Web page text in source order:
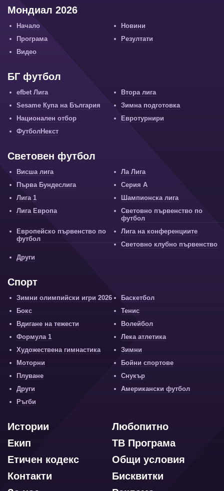
Мондиал 2026
Начало
Новини
Програма
Резултати
Видео
БГ футбол
efbet Лига
Втора лига
Sesame Купа на България
Зимна подготовка
Национален отбор
Евротурнири
ФутболНекст
Световен футбол
Висша лига
Ла Лига
Първа Бундеслига
Серия А
Лига 1
Шампионска лига
Лига Европа
Световно първенство по
футбол
Европейско първенство по
футбол
Лига на конференциите
Световно клубно първенство
Други
Спорт
Зимни олимпийски игри 2026
Баскетбол
Бокс
Тенис
Вдигане на тежести
Волейбол
Формула 1
Лека атлетика
Художествена гимнастика
Зимни
Моторни
Бойни спортове
Плуване
Снукър
Други
Американски футбол
Ръгби
Любопитно
Истории
ТВ Програма
Екип
Общи условия
Етичен кодекс
Бисквитки
Контакти